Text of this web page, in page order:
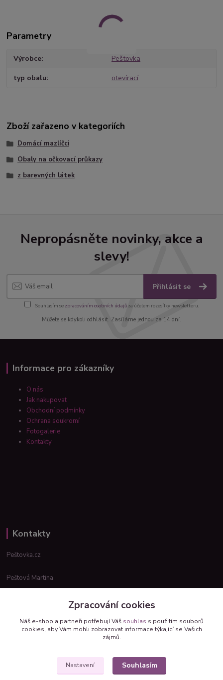
Parametry
Výrobce Peštovka
typ obalu otevírací
Zboží zařazeno v kategoriích
Domácí mazlíčci
Obaly na očkovací průkazy
z barevných látek
Nepropásněte novinky, akce a
slevy!
Přihlásit se
Souhlasím se zpracováním osobních údajůza účelem rozesílky newsletteru.
Můžete se kdykoli odhlásit. Zasíláme jednou za 14 dní.
Informace pro zákazníky
O nás
Jak nakupovat
Obchodní podmínky
Ochrana soukromí
Fotogalerie
Kontakty
Kontakty
Peštovka.cz
Peštová Martina
Upravit sběr cookies.
Zpracování cookies
Náš e-shop a partneři potřebují Váš souhlas s použitím souborů
cookies, aby Vám mohli zobrazovat informace týkající se Vašich
zájmů.
Nastavení Souhlasím